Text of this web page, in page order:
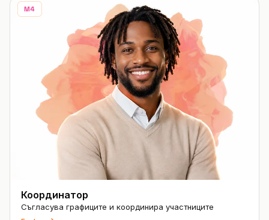
M4
Координатор
Съгласува графиците и координира участниците